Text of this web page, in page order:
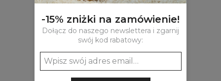
-15% zniżki na zamówienie!
Dołącz do naszego newslettera i zgarnij
swój kod rabatowy: